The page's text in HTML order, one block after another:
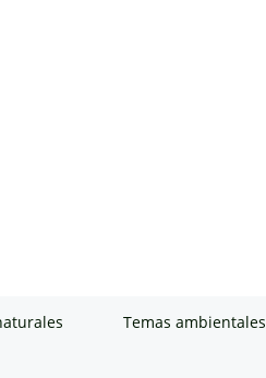
Temas ambientales